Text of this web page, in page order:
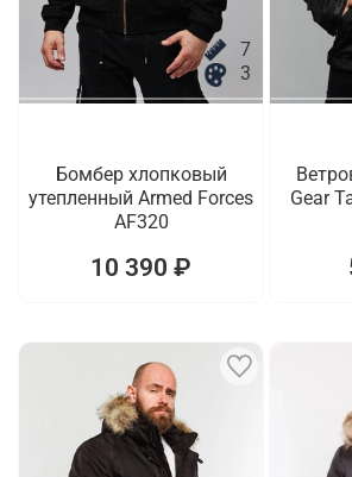
7
3
Бомбер хлопковый
утепленный Armed Forces
AF320
10 390 ₽
Gear